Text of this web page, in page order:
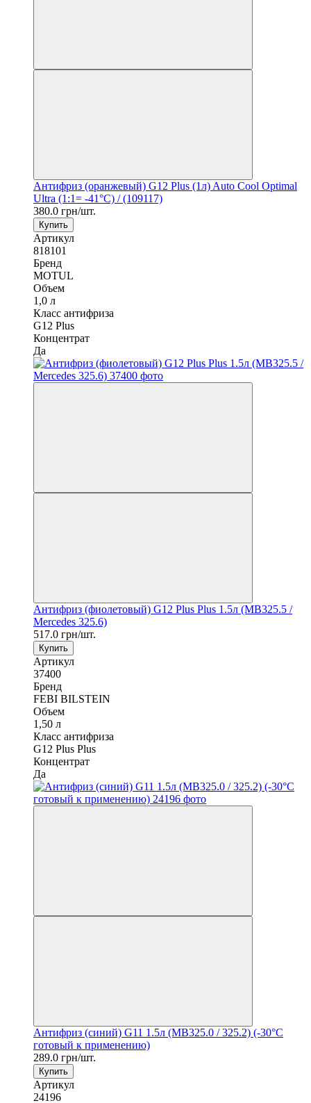
Антифриз (оранжевый) G12 Plus (1л) Auto Cool Optimal
Ultra (1:1= -41°C) / (109117)
380.0 грн/шт.
Купить
Артикул
818101
Бренд
MOTUL
Объем
1,0 л
Класс антифриза
G12 Plus
Концентрат
Да
Антифриз (фиолетовый) G12 Plus Plus 1.5л (MB325.5 /
Mercedes 325.6)
517.0 грн/шт.
Купить
Артикул
37400
Бренд
FEBI BILSTEIN
Объем
1,50 л
Класс антифриза
G12 Plus Plus
Концентрат
Да
Антифриз (синий) G11 1.5л (MB325.0 / 325.2) (-30°C
готовый к применению)
289.0 грн/шт.
Купить
Артикул
24196